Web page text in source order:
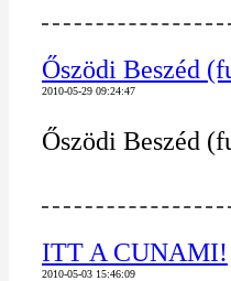
Őszödi Beszéd
2010-05-29 09:24:47
Őszödi Beszéd
ITT A CUNAMI!
2010-05-03 15:46:09